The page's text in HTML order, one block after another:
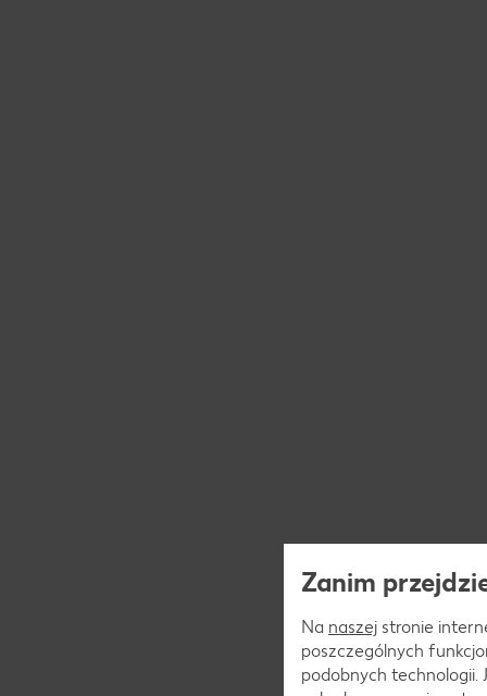
Zanim
Na naszej stronie
poszczególnych
podobnych technologii.